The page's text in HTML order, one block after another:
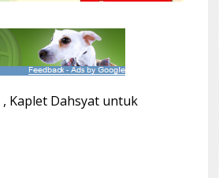
Kaplet Dahsyat untuk